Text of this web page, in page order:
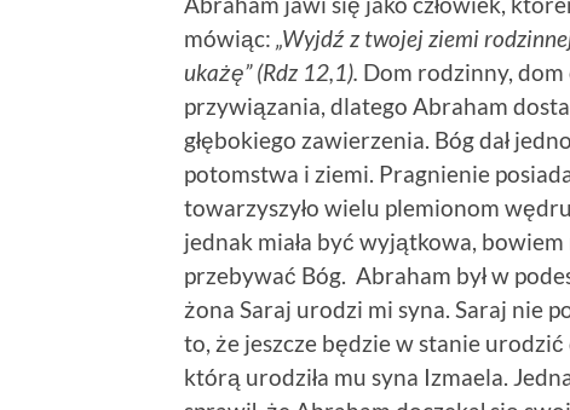
mówiąc: „Wyjdź z twojej ziemi
ukażę” (Rdz 12,1). Dom rodzinny, dom
przywiązania, dlatego Abraham
głębokiego zawierzenia. Bóg dał
potomstwa i ziemi. Pragnienie
towarzyszyło wielu plemionom
jednak miała być wyjątkowa, bowiem
przebywać Bóg. Abraham był w
żona Saraj urodzi mi syna. Saraj nie
to, że jeszcze będzie w stanie urodzić
którą urodziła mu syna Izmaela.